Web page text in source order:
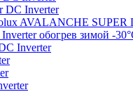
DC Inverter
AVALANCHE SUPER
обогрев зимой -
Inverter